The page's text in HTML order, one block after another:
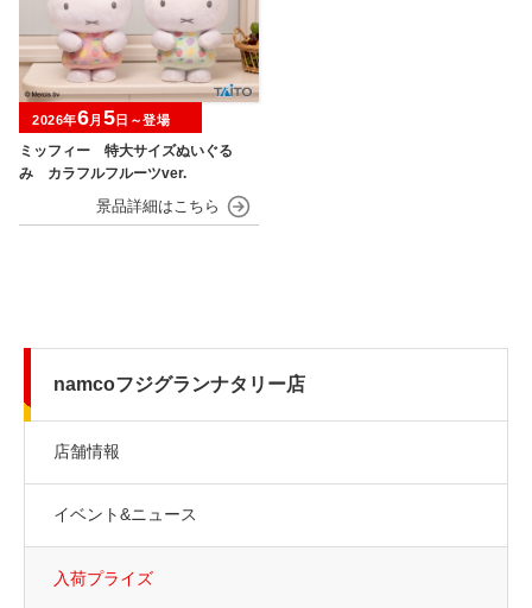
ミッフィー 特大サイズぬいぐる
み カラフルフルーツver.
2026年6月 5日～登場
namcoフジグランナタリー店
店舗情報
イベント&ニュース
入荷プライズ